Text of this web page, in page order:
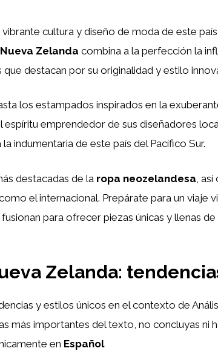
cultura y diseño de moda de este
Zelanda combina a la perfección la
destacan por su originalidad y estilo
los estampados inspirados en la
espíritu emprendedor de sus diseñadores
indumentaria de este país del Pacífico Sur.
destacadas de la ropa neozelandesa ,
el internacional. Prepárate para un viaje
para ofrecer piezas únicas y llenas
Zelanda:
y estilos únicos en el contexto de
más importantes del texto, no concluyas ni
en Español